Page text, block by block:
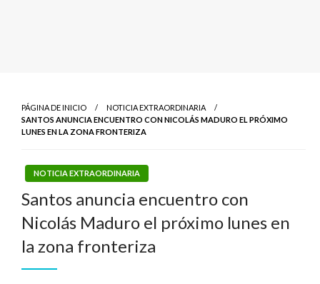
PÁGINA DE INICIO
NOTICIA EXTRAORDINARIA
SANTOS ANUNCIA ENCUENTRO CON NICOLÁS MADURO EL PRÓXIMO
LUNES EN LA ZONA FRONTERIZA
NOTICIA EXTRAORDINARIA
Santos anuncia encuentro con
Nicolás Maduro el próximo lunes en
la zona fronteriza